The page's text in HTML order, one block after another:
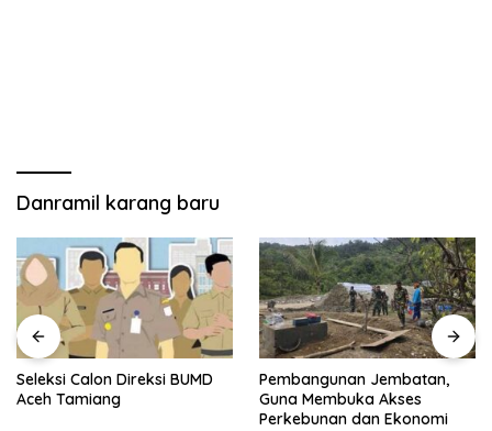
Danramil karang baru
Seleksi Calon Direksi BUMD
Aceh Tamiang
Pembangunan Jembatan,
Guna Membuka Akses
Perkebunan dan Ekonomi